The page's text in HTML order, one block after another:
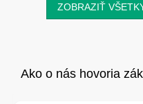
ZOBRAZIŤ